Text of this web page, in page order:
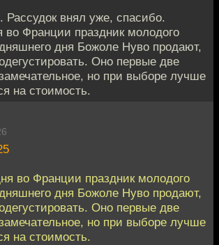
Рассудок внял уже, спасибо.
во Франции праздник молодого
дня Божоле Нуво продают,
Оно первые две
но при выборе лучше
на стоимость.
во Франции праздник молодого
дня Божоле Нуво продают,
Оно первые две
но при выборе лучше
на стоимость.